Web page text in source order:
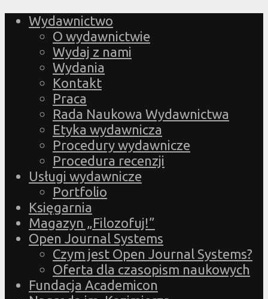
Wydawnictwo
O wydawnictwie
Wydaj z nami
Wydania
Kontakt
Praca
Rada Naukowa Wydawnictwa
Etyka wydawnicza
Procedury wydawnicze
Procedura recenzji
Usługi wydawnicze
Portfolio
Księgarnia
Magazyn „Filozofuj!”
Open Journal Systems
Czym jest Open Journal Systems?
Oferta dla czasopism naukowych
Fundacja Academicon